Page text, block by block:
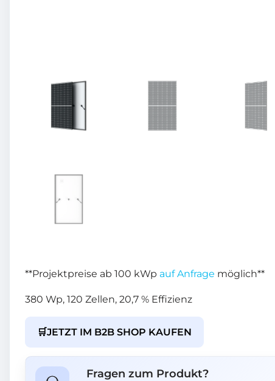
**Projektpreise ab 100 kWp auf Anfrage möglich**
380 Wp, 120 Zellen, 20,7 % Effizienz
🛒JETZT IM B2B SHOP KAUFEN
Fragen zum Produkt?